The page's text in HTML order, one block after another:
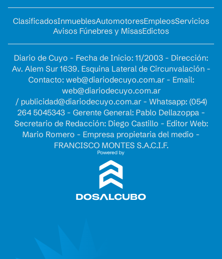
ClasificadosInmueblesAutomotoresEmpleosServicios
Avisos Fúnebres y MisasEdictos
Diario de Cuyo - Fecha de Inicio: 11/2003 - Dirección:
Av. Alem Sur 1639. Esquina Lateral de Circunvalación -
Contacto: web@diariodecuyo.com.ar- Email:
web@diariodecuyo.com.ar
/ publicidad@diariodecuyo.com.ar- Whatsapp: (054)
264 5045343 - Gerente General: Pablo Dellazoppa -
Secretario de Redacción: Diego Castillo - Editor Web:
Mario Romero - Empresa propietaria del medio -
FRANCISCO MONTES S.A.C.I.F.